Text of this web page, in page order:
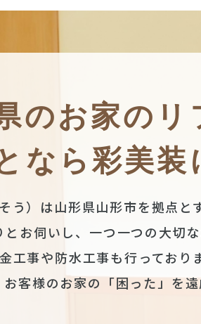
のお家のリ
なら彩美装
う）は山形県山形市を拠点と
お伺いし、一つ一つの大切
工事や防水工事も行っており
客様のお家の「困った」を遠